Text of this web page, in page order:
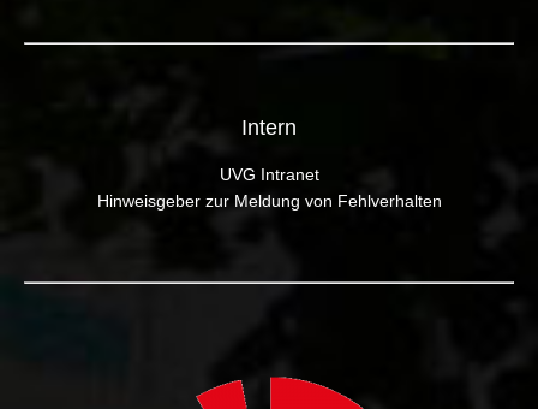
Intern
UVG Intranet
Hinweisgeber zur Meldung von Fehlverhalten